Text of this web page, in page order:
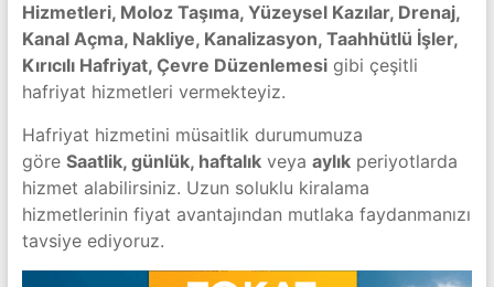
Hizmetleri, Moloz Taşıma, Yüzeysel Kazılar, Drenaj,
Kanal Açma, Nakliye, Kanalizasyon, Taahhütlü İşler,
Kırıcılı Hafriyat, Çevre Düzenlemesigibi çeşitli
hafriyat hizmetleri vermekteyiz.
Hafriyat hizmetini müsaitlik durumumuza
göre Saatlik, günlük, haftalıkveya aylıkperiyotlarda
hizmet alabilirsiniz. Uzun soluklu kiralama
hizmetlerinin fiyat avantajından mutlaka faydanmanızı
tavsiye ediyoruz.